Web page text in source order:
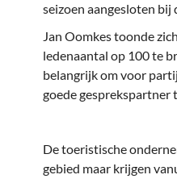
seizoen aangesloten
Jan Oomkes toonde
ledenaantal op 100 te
belangrijk om voor
goede gesprekspartner
De toeristische
gebied maar krijgen